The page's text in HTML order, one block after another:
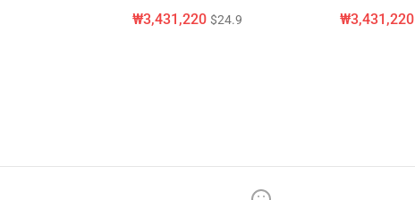
₩3,431,220 $24.9 ₩3,431,220